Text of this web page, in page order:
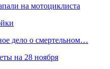
на мотоциклиста
дело о смертельном…
на 28 ноября